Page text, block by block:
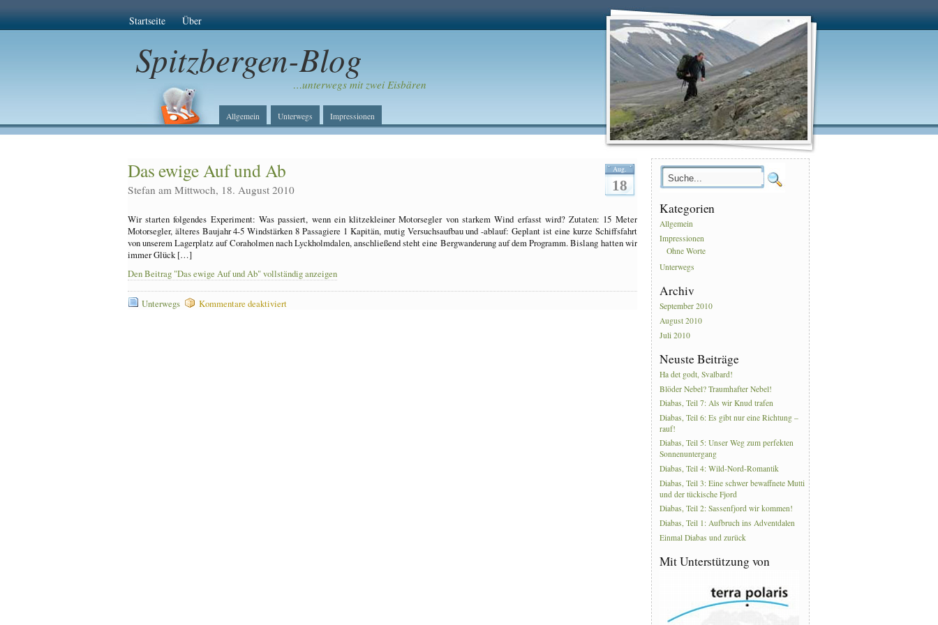
Startseite Über
Spitzbergen-Blog
…unterwegs mit zwei Eisbären
Allgemein Unterwegs Impressionen
Aug.
18
Das ewige Auf und Ab
Stefan am Mittwoch, 18. August 2010
Wir starten folgendes Experiment: Was passiert, wenn ein klitzekleiner Motorsegler von starkem Wind erfasst wird? Zutaten: 15 Meter
Motorsegler, älteres Baujahr 4-5 Windstärken 8 Passagiere 1 Kapitän, mutig Versuchsaufbau und -ablauf: Geplant ist eine kurze Schiffsfahrt
von unserem Lagerplatz auf Coraholmen nach Lyckholmdalen, anschließend steht eine Bergwanderung auf dem Programm. Bislang hatten wir
immer Glück […]
Den Beitrag "Das ewige Auf und Ab" vollständig anzeigen
Unterwegs Kommentare deaktiviertfür
Kategorien
Allgemein
Impressionen
Ohne Worte
Unterwegs
Archiv
September 2010
August 2010
Juli 2010
Neuste Beiträge
Ha det godt, Svalbard!
Blöder Nebel? Traumhafter Nebel!
Diabas, Teil 7: Als wir Knud trafen
Diabas, Teil 6: Es gibt nur eine Richtung –
rauf!
Diabas, Teil 5: Unser Weg zum perfekten
Sonnenuntergang
Diabas, Teil 4: Wild-Nord-Romantik
Diabas, Teil 3: Eine schwer bewaffnete Mutti
und der tückische Fjord
Diabas, Teil 2: Sassenfjord wir kommen!
Diabas, Teil 1: Aufbruch ins Adventdalen
Einmal Diabas und zurück
Mit Unterstützung von